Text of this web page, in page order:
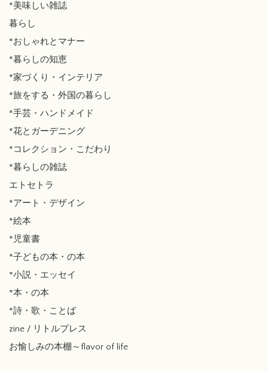
*美味しい雑誌
暮らし
*おしゃれとマナー
*暮らしの知恵
*家づくり・インテリア
*旅をする・外国の暮らし
*手芸・ハンドメイド
*花とガーデニング
*コレクション・こだわり
*暮らしの雑誌
エトセトラ
*アート・デザイン
*絵本
*児童書
*子どもの本・の本
*小説・エッセイ
*本・の本
*詩・歌・ことば
zine / リトルプレス
お愉しみの本棚～flavor of life